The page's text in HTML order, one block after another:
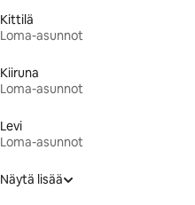
Kittilä
Loma-asunnot
Kiiruna
Loma-asunnot
Levi
Loma-asunnot
Näytä lisää